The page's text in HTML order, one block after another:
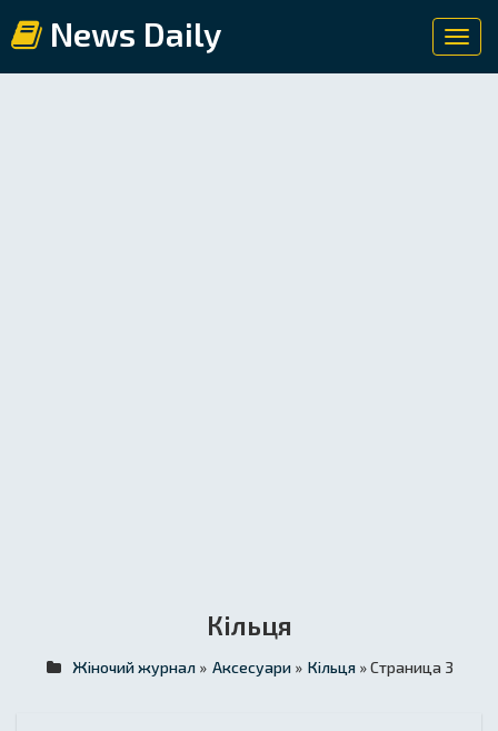
News Daily
Кільця
Жіночий журнал » Аксесуари » Кільця » Страница 3